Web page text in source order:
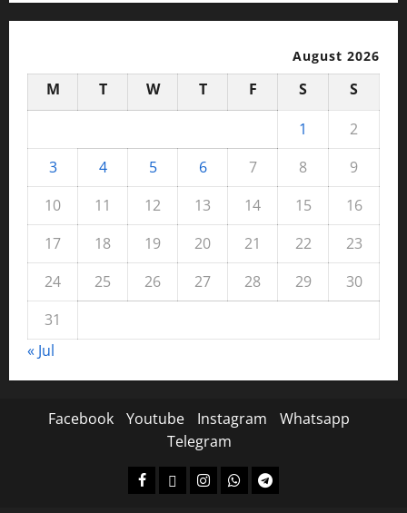
August 2026
M T W T F S
S
1
2
3
4 5 6 7 8
9
10
11 12 13 14 15
16
17
18 19 20 21 22
23
24
25 26 27 28 29
30
31
« Jul
Facebook Youtube Instagram
Whatsapp
Telegram